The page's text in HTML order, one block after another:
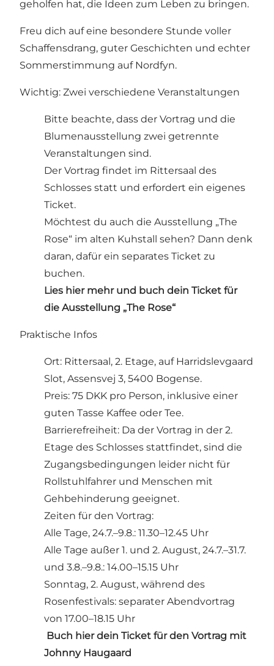
geholfen hat, die Ideen zum Leben zu bringen.
Freu dich auf eine besondere Stunde voller
Schaffensdrang, guter Geschichten und echter
Sommerstimmung auf Nordfyn.
Wichtig: Zwei verschiedene Veranstaltungen
Bitte beachte, dass der Vortrag und die
Blumenausstellung zwei getrennte
Veranstaltungen sind.
Der Vortrag findet im Rittersaal des
Schlosses statt und erfordert ein eigenes
Ticket.
Möchtest du auch die Ausstellung „The
Rose“ im alten Kuhstall sehen? Dann denk
daran, dafür ein separates Ticket zu
buchen.
Lies hier mehr und buch dein Ticket für
die Ausstellung „The Rose“
Praktische Infos
Ort: Rittersaal, 2. Etage, auf Harridslevgaard
Slot, Assensvej 3, 5400 Bogense.
Preis: 75 DKK pro Person, inklusive einer
guten Tasse Kaffee oder Tee.
Barrierefreiheit: Da der Vortrag in der 2.
Etage des Schlosses stattfindet, sind die
Zugangsbedingungen leider nicht für
Rollstuhlfahrer und Menschen mit
Gehbehinderung geeignet.
Zeiten für den Vortrag:
Alle Tage, 24.7.–9.8.: 11.30–12.45 Uhr
Alle Tage außer 1. und 2. August, 24.7.–31.7.
und 3.8.–9.8.: 14.00–15.15 Uhr
Sonntag, 2. August, während des
Rosenfestivals: separater Abendvortrag
von 17.00–18.15 Uhr
️ Buch hier dein Ticket für den Vortrag mit
Johnny Haugaard